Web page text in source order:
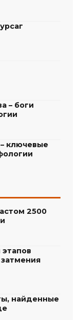
– боги
ключевые
2500
найденные